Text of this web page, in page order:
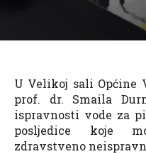
U Velikoj sali Općine
prof. dr. Smaila
ispravnosti vode za
posljedice koje
zdravstveno